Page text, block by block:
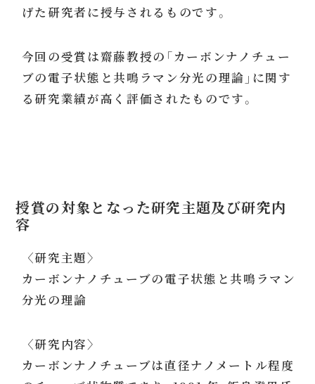
げた研究者に授与されるものです。
今回の受賞は齋藤教授の「カーボンナノチュー
ブの電子状態と共鳴ラマン分光の理論」に関す
る研究業績が高く評価されたものです。
授賞の対象となった研究主題及び研究内
容
〈研究主題〉
カーボンナノチューブの電子状態と共鳴ラマン
分光の理論
〈研究内容〉
カーボンナノチューブは直径ナノメートル程度